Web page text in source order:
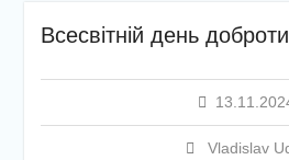
Всесвітній день доброти
Vladislav